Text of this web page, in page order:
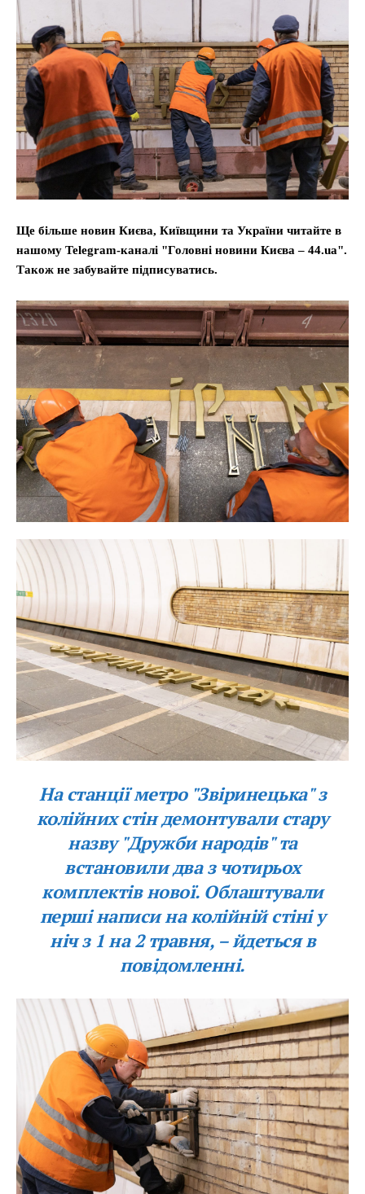
Ще більше новин Києва, Київщини та України читайте в
нашому Telegram-каналі "Головні новини Києва – 44.ua".
Також не забувайте підписуватись.
На станції метро "Звіринецька" з
колійних стін демонтували стару
назву "Дружби народів" та
встановили два з чотирьох
комплектів нової. Облаштували
перші написи на колійній стіні у
ніч з 1 на 2 травня, – йдеться в
повідомленні.